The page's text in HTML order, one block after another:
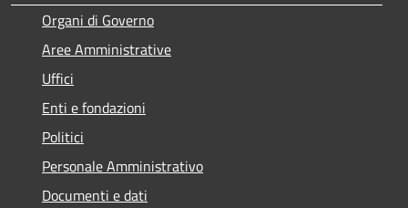
Organi di Governo
Aree Amministrative
Uffici
Enti e fondazioni
Politici
Personale Amministrativo
Documenti e dati